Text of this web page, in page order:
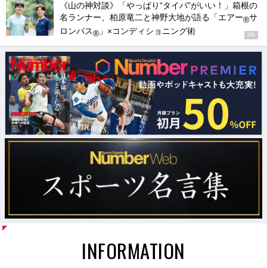
《山の神対談》「やっぱり“タイパ”がいい！」箱根の
名ランナー、柏原竜二と神野大地が語る「エアー®サ
ロンパス® 」×コンディショニング術 PR
INFORMATION